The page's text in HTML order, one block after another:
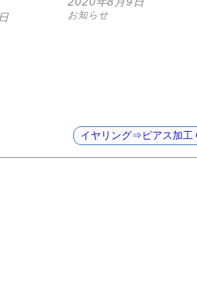
お知らせ
イヤリング⇒ピアス加工